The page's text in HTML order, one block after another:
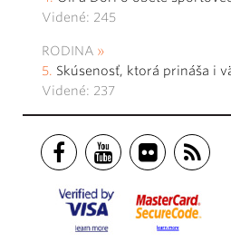
Videné: 245
RODINA
Skúsenosť, ktorá prináša i
Videné: 237